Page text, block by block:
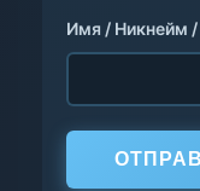
Имя / Никнейм